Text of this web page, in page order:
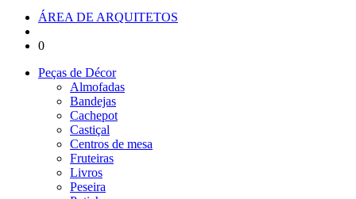
ÁREA DE ARQUITETOS
0
Peças de Décor
Almofadas
Bandejas
Cachepot
Castiçal
Centros de mesa
Fruteiras
Livros
Peseira